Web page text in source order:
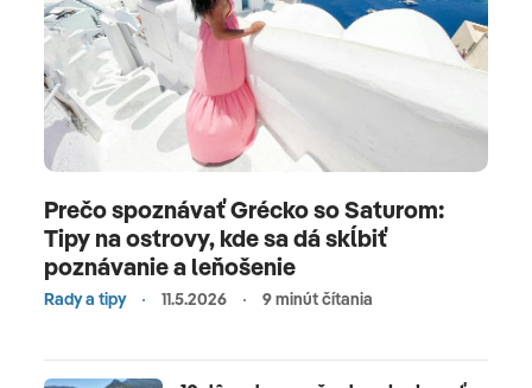
Prečo spoznávať Grécko so Saturom:
Tipy na ostrovy, kde sa dá skĺbiť
poznávanie a leňošenie
Rady a tipy 11.5.2026 9 minút čítania